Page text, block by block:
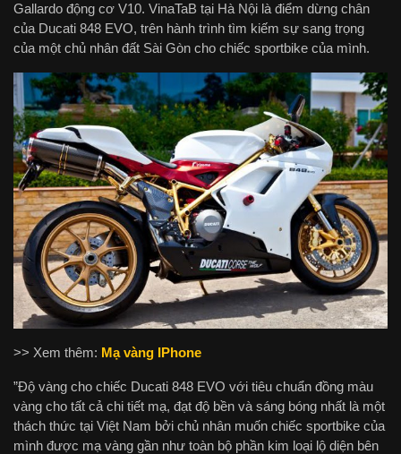
Gallardo động cơ V10. VinaTaB tại Hà Nội là điểm dừng chân
của Ducati 848 EVO, trên hành trình tìm kiếm sự sang trọng
của một chủ nhân đất Sài Gòn cho chiếc sportbike của mình.
>> Xem thêm: Mạ vàng IPhone
”Độ vàng cho chiếc Ducati 848 EVO với tiêu chuẩn đồng màu
vàng cho tất cả chi tiết mạ, đạt độ bền và sáng bóng nhất là một
thách thức tại Việt Nam bởi chủ nhân muốn chiếc sportbike của
mình được mạ vàng gần như toàn bộ phần kim loại lộ diện bên